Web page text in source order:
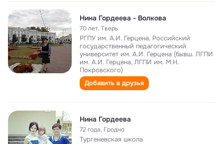
Нина Гордеева - Волкова
70 лет,Тверь
РГПУ им. А.И. Герцена, Российский
государственный педагогический
университет им. А.И. Герцена (бывш. ЛГПИ
им. А.И. Герцена, ЛГПИ им. М.Н.
Покровского)
Добавить в друзья
Нина Гордеева
72 года, Гродно
Тургеневская школа